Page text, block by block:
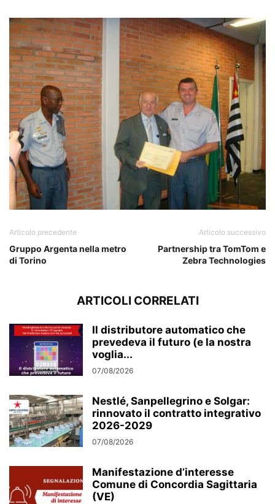
Articolo precedente
Gruppo Argenta nella metro
di Torino
Articolo successivo
Partnership tra TomTom e
Zebra Technologies
ARTICOLI CORRELATI
Il distributore automatico che
prevedeva il futuro (e la nostra
voglia...
07/08/2026
Nestlé, Sanpellegrino e Solgar:
rinnovato il contratto integrativo
2026-2029
07/08/2026
Manifestazione d’interesse
Comune di Concordia Sagittaria
(VE)